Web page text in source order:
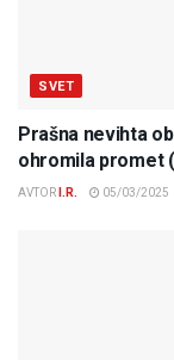
SVET
Prašna nevihta
ohromila promet
AVTOR I.R. 05/03/2025